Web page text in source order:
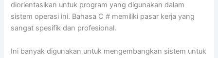
diorientasikan untuk program yang digunakan dalam
sistem operasi ini. Bahasa C # memiliki pasar kerja yang
sangat spesifik dan profesional.
Ini banyak digunakan untuk mengembangkan sistem untuk